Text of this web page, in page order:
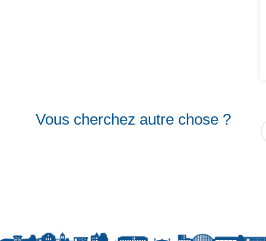
Vous cherchez autre chose ?